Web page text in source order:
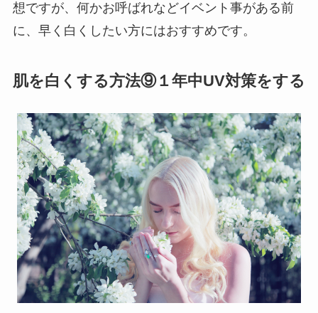
想ですが、何かお呼ばれなどイベント事がある前
に、早く白くしたい方にはおすすめです。
肌を白くする方法⑨１年中UV対策をする